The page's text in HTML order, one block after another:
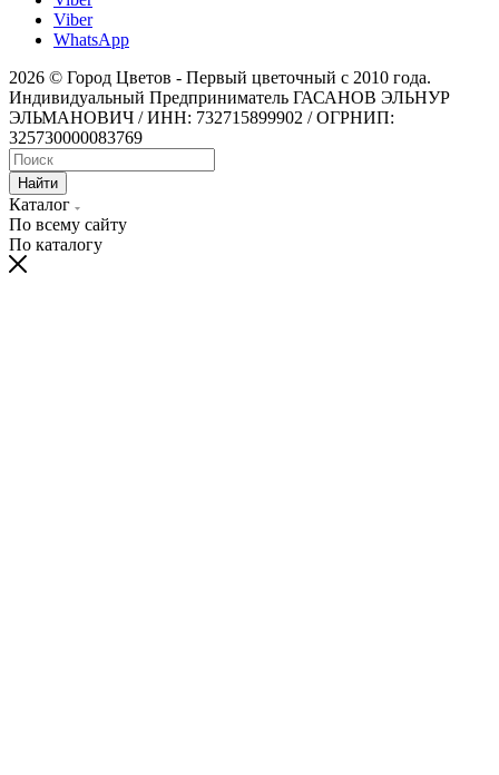
Viber
WhatsApp
2026 © Город Цветов - Первый цветочный с 2010 года.
Индивидуальный Предприниматель ГАСАНОВ ЭЛЬНУР
ЭЛЬМАНОВИЧ / ИНН: 732715899902 / ОГРНИП:
325730000083769
Найти
Каталог
По всему сайту
По каталогу